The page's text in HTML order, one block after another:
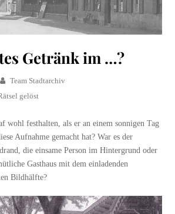
Getränk im …?
Team Stadtarchiv
gelöst
wohl festhalten, als er an einem sonnigen Tag
Aufnahme gemacht hat? War es der
die einsame Person im Hintergrund oder
Gasthaus mit dem einladenden
Bildhälfte?